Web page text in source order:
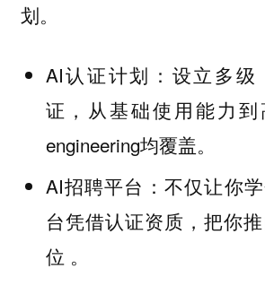
划。
AI认证计划：设立多级
证，从基础使用能力到
engineering均覆盖。
AI招聘平台：不仅让你
台凭借认证资质，把你
位 。